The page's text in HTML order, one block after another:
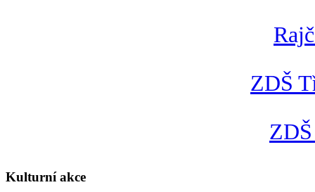
ZDŠ
Kulturní akce